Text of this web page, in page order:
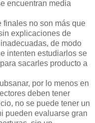
encuentran media
finales no son más que
explicaciones de
de modo
intenten estudiarlos se
sacarles producto a
por lo menos en
deben tener
no se puede tener un
pueden evaluarse gran